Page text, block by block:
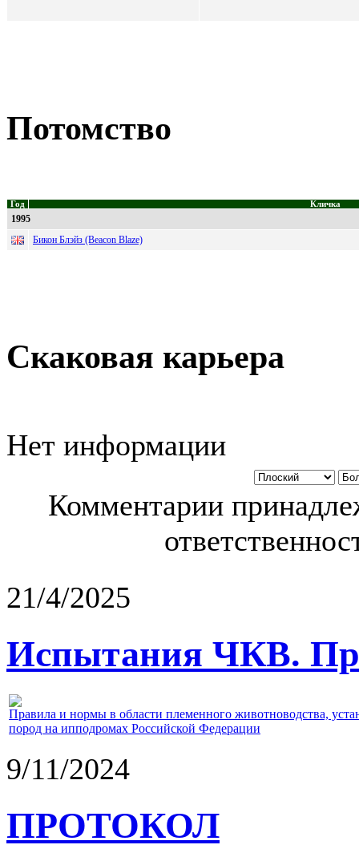
Потомство
Год Кличка
1995
Бикон Блэйз (Beacon Blaze)
Скаковая карьера
Нет информации
Комментарии
21/4/2025
Испытания ЧКВ.
Правила и нормы в области племенного животноводства,
пород на ипподромах Российской Федерации
9/11/2024
ПРОТОКОЛ